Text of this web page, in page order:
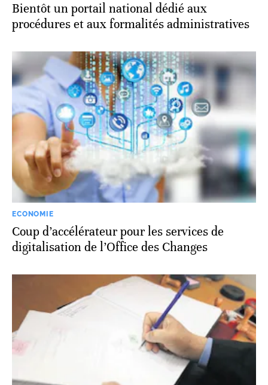
Bientôt un portail national dédié aux
procédures et aux formalités administratives
ECONOMIE
Coup d’accélérateur pour les services de
digitalisation de l’Office des Changes